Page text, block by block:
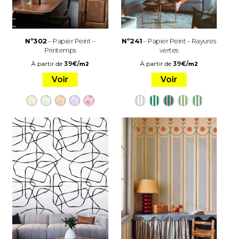
Nº302– Papier Peint –
Printemps
À partir de39€/m2
Voir
Nº241– Papier Peint – Rayures
vertes
À partir de 39€/m2
Voir